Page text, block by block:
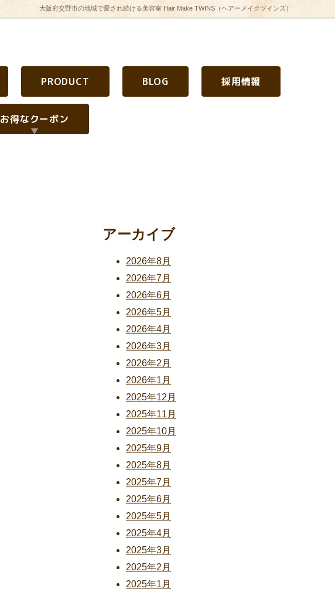
大阪府交野市の地域で愛され続ける美容室 Hair Make TWINS（ヘアーメイクツインズ）
PRODUCT BLOG 採用情報
お得なクーポン
アーカイブ
2026年8月
2026年7月
2026年6月
2026年5月
2026年4月
2026年3月
2026年2月
2026年1月
2025年12月
2025年11月
2025年10月
2025年9月
2025年8月
2025年7月
2025年6月
2025年5月
2025年4月
2025年3月
2025年2月
2025年1月